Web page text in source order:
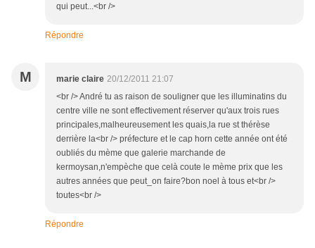
qui peut...<br />
Répondre
M marie claire 20/12/2011 21:07
<br /> André tu as raison de souligner que les illuminatins du
centre ville ne sont effectivement réserver qu'aux trois rues
principales,malheureusement les quais,la rue st thérèse
derrière la<br /> préfecture et le cap horn cette année ont été
oubliés du mème que galerie marchande de
kermoysan,n'empèche que celà coute le mème prix que les
autres années que peut_on faire?bon noel à tous et<br />
toutes<br />
Répondre